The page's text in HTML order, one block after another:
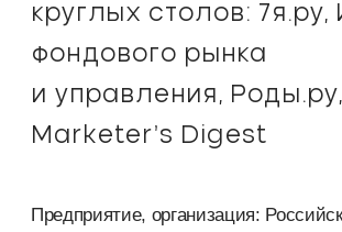
круглых столов: 7я.ру,
фондового рынка
и управления, Роды.ру,
Marketer’s Digest
Предприятие, организация: